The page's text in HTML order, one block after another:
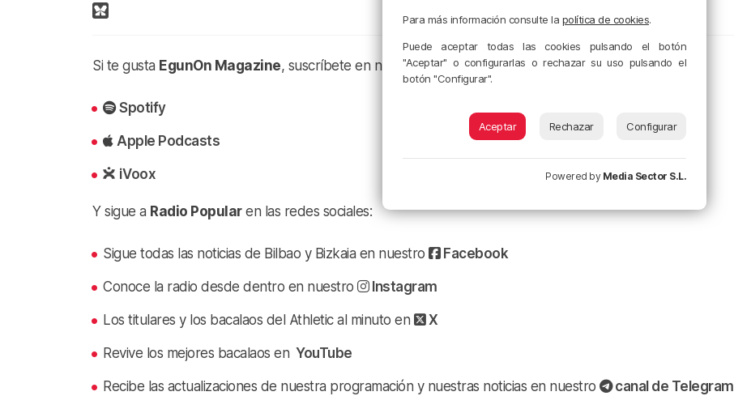
Si te gusta EgunOn Magazine, suscríbete en nuestros canales de podcast:
Spotify
Apple Podcasts
iVoox
Y sigue a Radio Popularen las redes sociales:
Sigue todas las noticias de Bilbao y Bizkaia en nuestro Facebook
Conoce la radio desde dentro en nuestro Instagram
Los titulares y los bacalaos del Athletic al minuto en X
Revive los mejores bacalaos en YouTube
Recibe las actualizaciones de nuestra programación y nuestras noticias en nuestro canal de Telegram
Para más información consulte la política de cookies.
Puede aceptar todas las cookies pulsando el botón
"Aceptar" o configurarlas o rechazar su uso pulsando el
botón "Configurar".
Aceptar Rechazar Configurar
Powered by Media Sector S.L.